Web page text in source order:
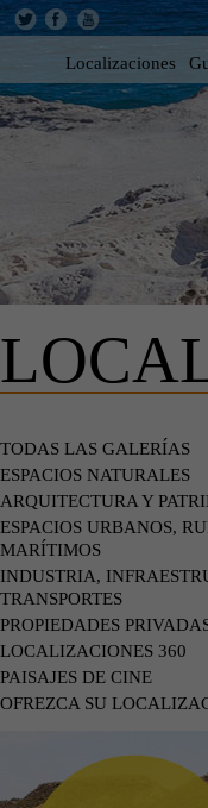
Localizaciones
TODAS LAS GALERÍAS
ESPACIOS NATURALES
ARQUITECTURA Y
ESPACIOS URBANOS,
MARÍTIMOS
INDUSTRIA,
TRANSPORTES
PROPIEDADES
LOCALIZACIONES 360
PAISAJES DE CINE
OFREZCA SU